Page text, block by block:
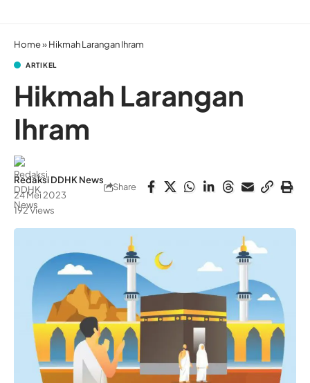
Home»Hikmah Larangan Ihram
ARTIKEL
Hikmah Larangan
Ihram
Redaksi DDHK News
24 Mei 2023
192 Views
Share